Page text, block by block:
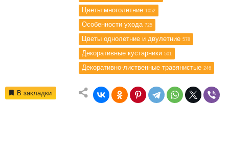
Цветы многолетние 1052
Особенности ухода 725
Цветы однолетние и двулетние 578
Декоративные кустарники 501
Декоративно-лиственные травянистые 246
В закладки